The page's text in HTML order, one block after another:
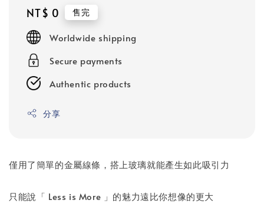
Regular
price
NT$ 0 售完
Worldwide shipping
Secure payments
Authentic products
分享
僅用了簡單的金屬線條，搭上玻璃就能產生如此吸引力
只能說「 Less is More 」的魅力遠比你想像的更大